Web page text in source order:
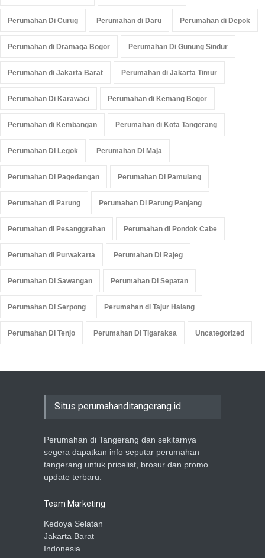
Perumahan Di Curug Perumahan di Daru Perumahan di Depok
Perumahan di Dramaga Bogor Perumahan Di Gunung Sindur
Perumahan di Jakarta Barat Perumahan di Jakarta Timur
Perumahan Di Karawaci Perumahan di Kemang Bogor
Perumahan di Kembangan Perumahan di Kota Tangerang
Perumahan Di Legok Perumahan Di Maja
Perumahan Di Pagedangan Perumahan Di Pamulang
Perumahan di Parung Perumahan Di Parung Panjang
Perumahan di Pesanggrahan Perumahan di Pondok Cabe
Perumahan di Purwakarta Perumahan Di Rajeg
Perumahan Di Sawangan Perumahan Di Sepatan
Perumahan Di Serpong Perumahan di Tajur Halang
Perumahan Di Tenjo Perumahan Di Tigaraksa Uncategorized
Situs perumahanditangerang.id
Perumahan di Tangerang dan sekitarnya
segera dapatkan info seputar perumahan
tangerang untuk pricelist, brosur dan promo
update terbaru.
Team Marketing
Kedoya Selatan
Jakarta Barat
Indonesia